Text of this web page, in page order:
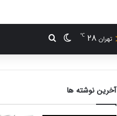
تهران 28
℃ تغییر پوسته
جستجو برای
آخرین نوشته ها